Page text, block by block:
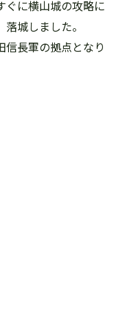
ぐに横山城の攻略に
城しました。
長軍の拠点となり